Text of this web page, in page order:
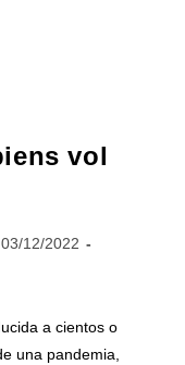
vol
03/12/2022
a cientos o
una pandemia,